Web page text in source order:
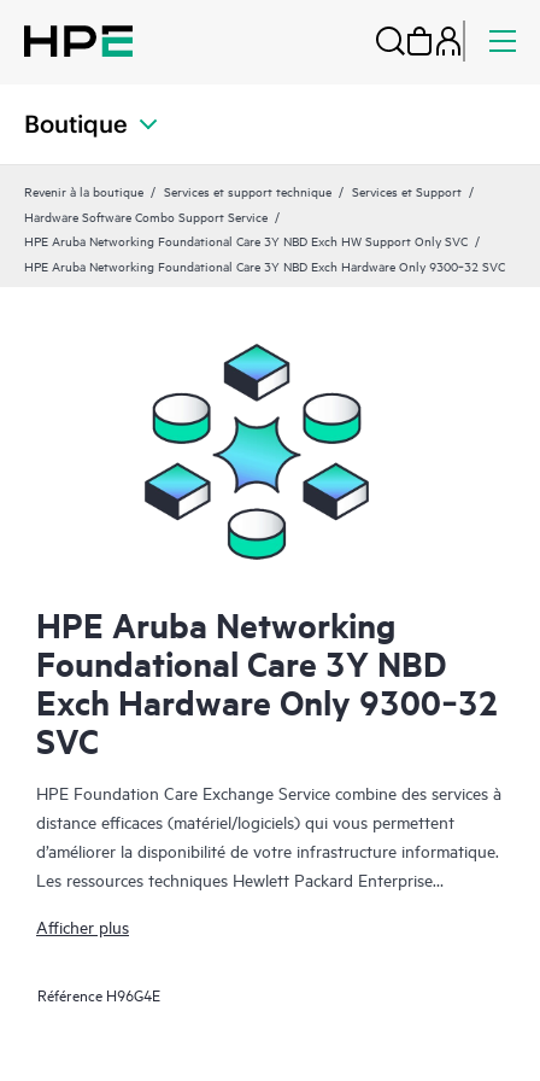
Boutique
Revenir à la boutique Services et support technique
Services et Support
Hardware Software Combo Support Service
HPE Aruba Networking Foundational Care 3Y NBD Exch HW Support Only SVC
HPE Aruba Networking Foundational Care 3Y NBD Exch Hardware Only 9300‑32 SVC
HPE Aruba Networking
Foundational Care 3Y NBD
Exch Hardware Only 9300‑32
SVC
HPE Foundation Care Exchange Service combine des services à
distance efficaces (matériel/logiciels) qui vous permettent
d’améliorer la disponibilité de votre infrastructure informatique.
Les ressources techniques Hewlett Packard Enterprise
problèmes matériels et logiciels survenus sur vos produits HPE.
Le service d’échange matériel propose un échange de pièces
Afficher plus
Référence H96G4E